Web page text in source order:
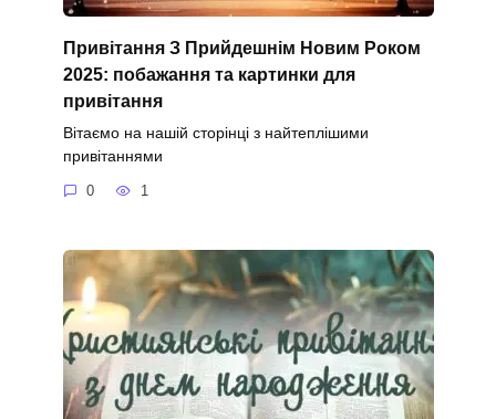
Привітання З Прийдешнім Новим Роком
2025: побажання та картинки для
привітання
Вітаємо на нашій сторінці з найтеплішими
привітаннями
0 1